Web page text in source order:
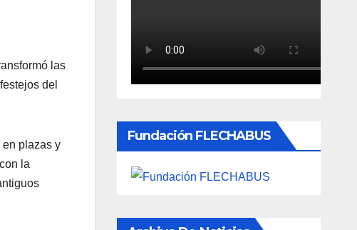
las
del
plazas y
la
Fundación FLECHABUS